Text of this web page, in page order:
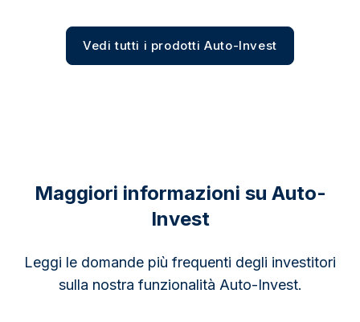
Vedi tutti i prodotti Auto-Invest
Maggiori informazioni su Auto-
Invest
Leggi le domande più frequenti degli investitori
sulla nostra funzionalità Auto-Invest.